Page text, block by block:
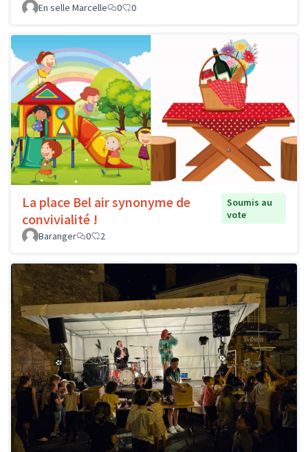
En selle Marcelle
0 0
La place Bel air synonyme de
convivialité !
Soumis au
vote
Baranger
0 2